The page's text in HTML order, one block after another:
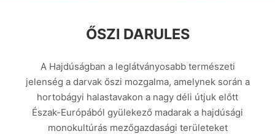
ŐSZI DARULES
A Hajdúságban a leglátványosabb természeti
jelenség a darvak őszi mozgalma, amelynek során a
hortobágyi halastavakon a nagy déli útjuk előtt
Észak-Európából gyülekező madarak a hajdúsági
monokultúrás mezőgazdasági területeket